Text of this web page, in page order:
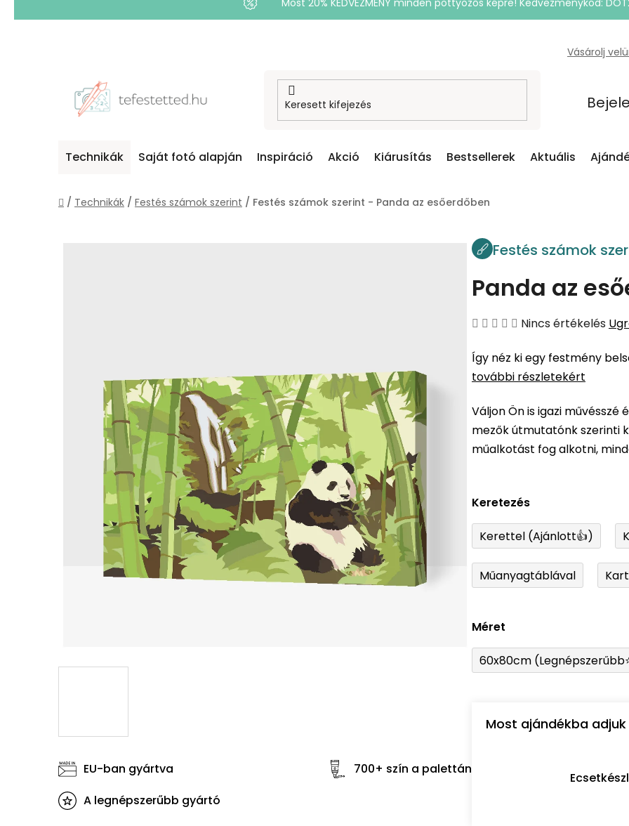
Most 20% KEDVEZMÉNY minden pöttyözős képre! Kedvezménykód:
Vásárolj
Technikák Saját fotó alapján Inspiráció Akció Kiárusítás Bestsellerek Aktuális
Kezdőlap
/ Technikák / Festés számok szerint / Festés számok szerint - Panda az esőerdőben
Festés számok
Panda az
A
átlagos
értékelése
ből
0,0
csillag.
Nincs értékelés
Így néz ki egy festmény
további részletekért
Váljon Ön is igazi
mezők útmutatónk szerinti
műalkotást fog alkotni,
Keretezés
Kerettel (Ajánlott👍)
Műanyagtáblával
Méret
60x80cm
Most ajándékba
EU-ban gyártva
700+ szín a palettán
A legnépszerűbb gyártó